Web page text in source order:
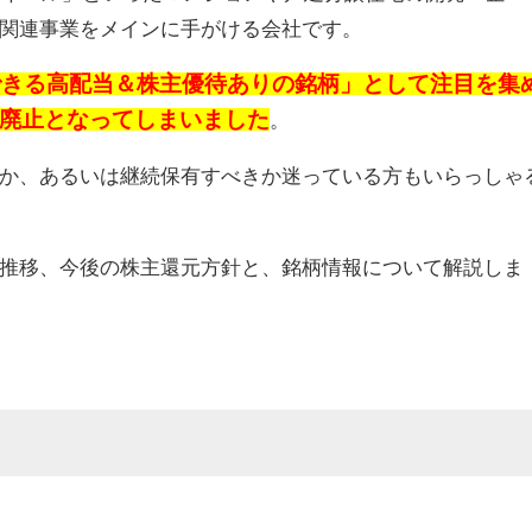
連事業をメインに手がける会社です。
る高配当＆株主優待ありの銘柄」として注目を集
止となってしまいました。
、あるいは継続保有すべきか迷っている方もいらっしゃ
移、今後の株主還元方針と、銘柄情報について解説しま